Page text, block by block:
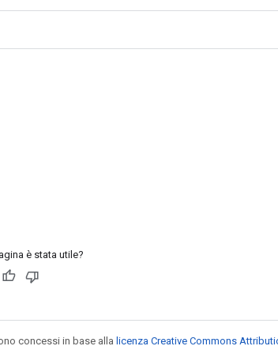
è stata utile?
concessi in base alla licenza Creative Commons